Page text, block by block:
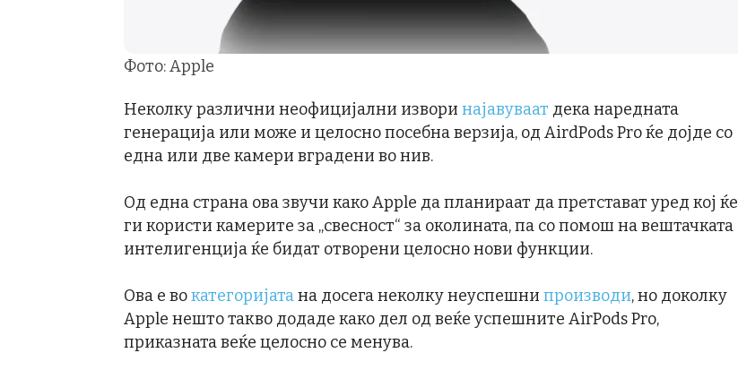
Фото: Apple
Неколку различни неофицијални извори најавуваат дека наредната
генерација или може и целосно посебна верзија, од AirdPods Pro ќе дојде со
една или две камери вградени во нив.
Од една страна ова звучи како Apple да планираат да претстават уред кој ќе
ги користи камерите за „свесност“ за околината, па со помош на вештачката
интелигенција ќе бидат отворени целосно нови функции.
Ова е вокатегоријатана досега неколку неуспешни производи, но доколку
Apple нешто такво додаде како дел од веќе успешните AirPods Pro,
приказната веќе целосно се менува.